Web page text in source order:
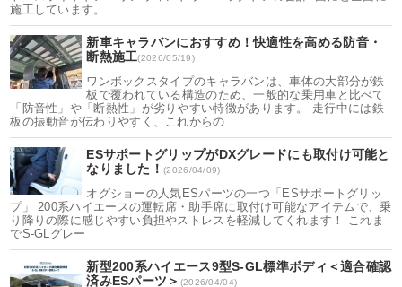
施工しています。
新車キャラバンにおすすめ！快適性を高める防音・
断熱施工(2026/05/19)
ワンボックスタイプのキャラバンは、車体の大部分が鉄
板で覆われている構造のため、一般的な乗用車と比べて
「防音性」や「断熱性」が劣りやすい特徴があります。 走行中には鉄
板の振動音が伝わりやすく、これからの
ESサポートグリップがDXグレードにも取付け可能と
なりました！(2026/04/09)
オグショーの人気ESパーツの一つ「ESサポートグリッ
プ」 200系ハイエースの運転席・助手席に取付け可能なアイテムで、乗
り降りの際に感じやすい負担やストレスを軽減してくれます！ これま
でS-GLグレー
新型200系ハイエース9型S-GL標準ボディ＜適合確認
済みESパーツ＞ (2026/04/04)